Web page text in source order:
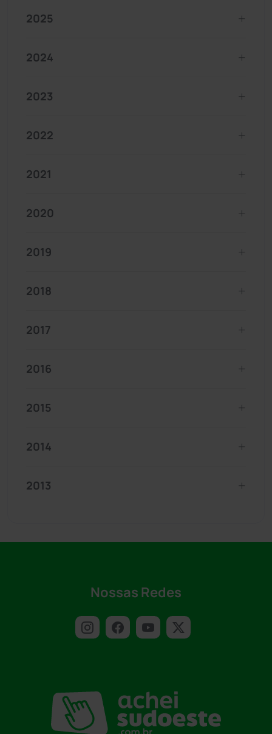
2025
2024
2023
2022
2021
2020
2019
2018
2017
2016
2015
2014
2013
Nossas Redes